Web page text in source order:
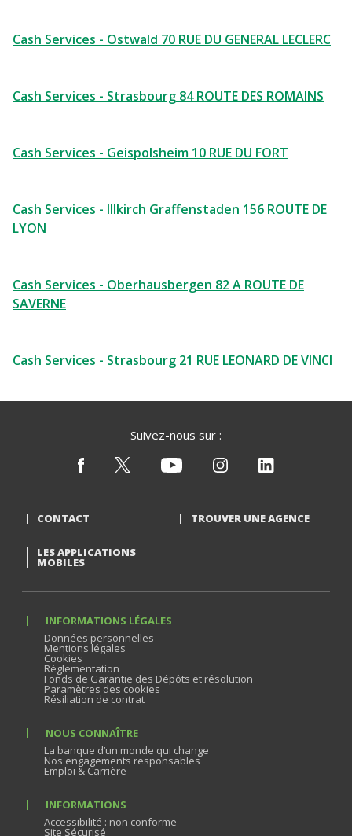
Cash Services - Ostwald 70 RUE DU GENERAL LECLERC
Cash Services - Strasbourg 84 ROUTE DES ROMAINS
Cash Services - Geispolsheim 10 RUE DU FORT
Cash Services - Illkirch Graffenstaden 156 ROUTE DE
LYON
Cash Services - Oberhausbergen 82 A ROUTE DE
SAVERNE
Cash Services - Strasbourg 21 RUE LEONARD DE VINCI
Suivez-nous sur :
CONTACT TROUVER UNE AGENCE
LES APPLICATIONS
MOBILES
INFORMATIONS LÉGALES
Données personnelles
Mentions légales
Cookies
Réglementation
Fonds de Garantie des Dépôts et résolution
Paramètres des cookies
Résiliation de contrat
NOUS CONNAÎTRE
La banque d’un monde qui change
Nos engagements responsables
Emploi & Carrière
INFORMATIONS
Accessibilité : non conforme
Site Sécurisé